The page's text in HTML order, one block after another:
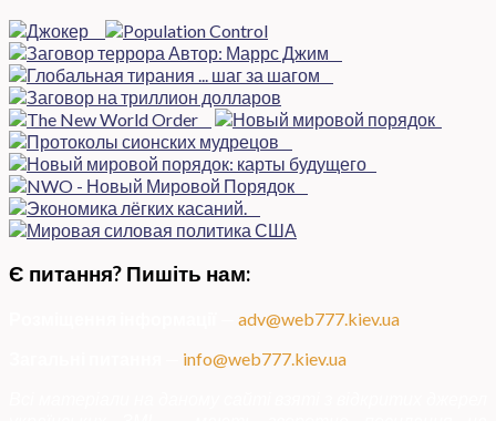
Є питання? Пишіть нам:
adv@web777.kiev.ua
info@web777.kiev.ua